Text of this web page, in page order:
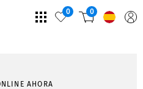
0 0
AHORA